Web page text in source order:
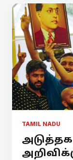
TAMIL NADU